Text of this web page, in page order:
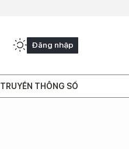
Đăng nhập
TRUYỀN THÔNG SỐ